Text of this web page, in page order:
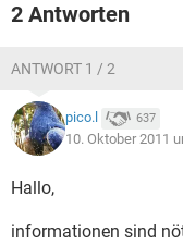
2 Antworten
ANTWORT 1 / 2
pico.l 637
10. Oktober 2011
Hallo,
informationen sind